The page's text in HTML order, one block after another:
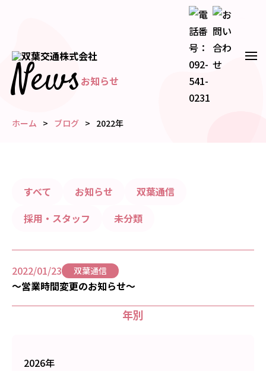
News お知らせ
ホーム ブログ 2022年
すべて お知らせ
双葉通信
採用・スタッフ
未分類
2022/01/23 双葉通信
～営業時間変更のお知らせ～
年別
2026年